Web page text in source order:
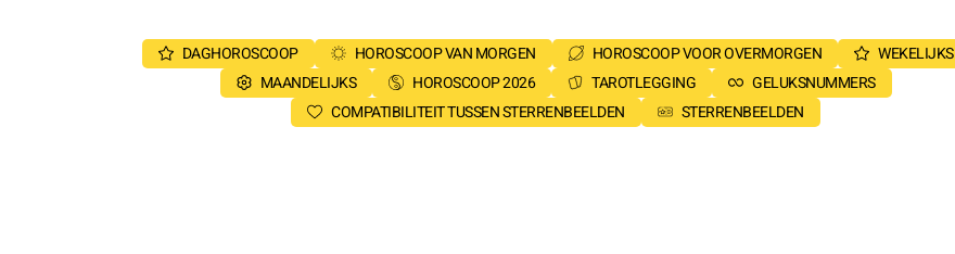
DAGHOROSCOOP HOROSCOOP VAN MORGEN HOROSCOOP VOOR OVERMORGEN
WEKELIJKS
MAANDELIJKS
HOROSCOOP 2026 TAROTLEGGING
GELUKSNUMMERS
COMPATIBILITEIT TUSSEN STERRENBEELDEN
STERRENBEELDEN